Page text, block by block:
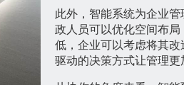
此外，智能系统为企业
政人员可以优化空间布
低，企业可以考虑将其
驱动的决策方式让管理更